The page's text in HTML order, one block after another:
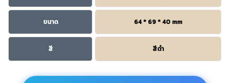
ขนาด 64 * 69 * 40 mm
สี สีดำ